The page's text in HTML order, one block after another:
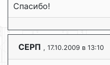
Спасибо!
СЕРП , 17.10.2009 в 13:10